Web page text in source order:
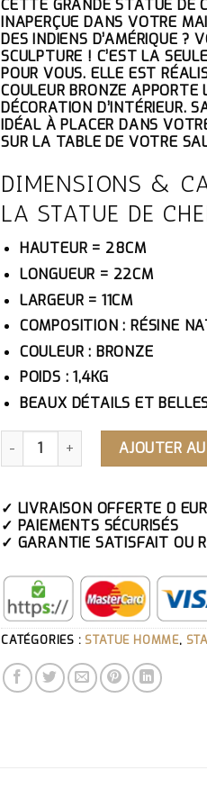
INITIAL
ÉTAIT :
181.10€.
EST
CETTE GRANDE STATUE DE
INAPERÇUE DANS VOTRE
DES INDIENS D’AMÉRIQUE ?
SCULPTURE ! C’EST LA
POUR VOUS. ELLE EST
COULEUR BRONZE
DÉCORATION D’INTÉRIEUR.
IDÉAL À PLACER DANS
SUR LA TABLE DE VOTRE
DIMENSIONS &
LA STATUE DE
HAUTEUR = 28CM
LONGUEUR = 22CM
LARGEUR = 11CM
COMPOSITION : RÉSINE
COULEUR : BRONZE
POIDS : 1,4KG
BEAUX DÉTAILS ET
QUANTITÉ DE GRANDE STATUE
AJOUTER
✓ LIVRAISON OFFERTE 0
✓ PAIEMENTS SÉCURISÉS
✓ GARANTIE SATISFAIT OU
CATÉGORIES : STATUE HOMME,